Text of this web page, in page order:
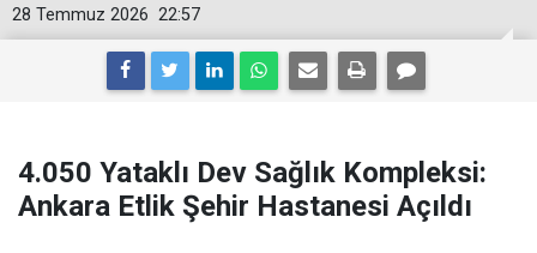
22:57
28 Temmuz 2026
4.050 Yataklı Dev Sağlık Kompleksi:
Ankara Etlik Şehir Hastanesi Açıldı